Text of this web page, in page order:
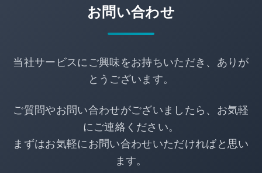
お問い合わせ
当社サービスにご興味をお持ちいただき、ありが
とうございます。
ご質問やお問い合わせがございましたら、お気軽
にご連絡ください。
まずはお気軽にお問い合わせいただければと思い
ます。